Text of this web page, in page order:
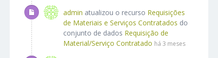
admin atualizou o recurso Requisições
de Materiais e Serviços Contratados do
conjunto de dados Requisição de
Material/Serviço Contratado há 3 meses